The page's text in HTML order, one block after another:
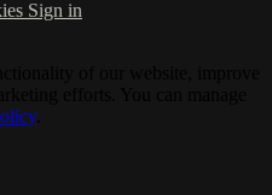
Sign in
.